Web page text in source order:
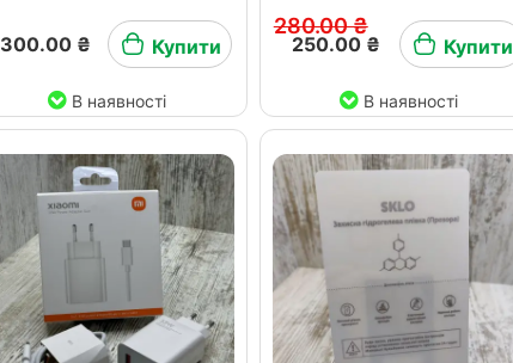
300.00 ₴ Купити
В наявності
280.00 ₴
250.00 ₴ Купити
В наявності